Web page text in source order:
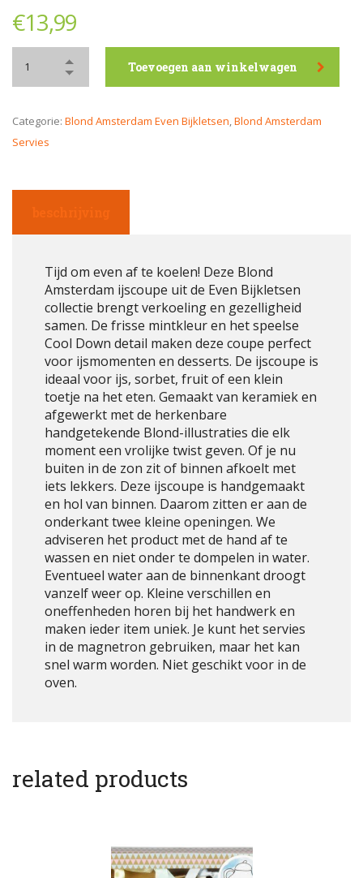
€13,99
Toevoegen aan winkelwagen
Categorie: Blond Amsterdam Even Bijkletsen,Blond Amsterdam
Servies
Tijd om even af te koelen! Deze Blond
Amsterdam ijscoupe uit de Even Bijkletsen
collectie brengt verkoeling en gezelligheid
samen. De frisse mintkleur en het speelse
Cool Down detail maken deze coupe perfect
voor ijsmomenten en desserts. De ijscoupe is
ideaal voor ijs, sorbet, fruit of een klein
toetje na het eten. Gemaakt van keramiek en
afgewerkt met de herkenbare
handgetekende Blond-illustraties die elk
moment een vrolijke twist geven. Of je nu
buiten in de zon zit of binnen afkoelt met
iets lekkers. Deze ijscoupe is handgemaakt
en hol van binnen. Daarom zitten er aan de
onderkant twee kleine openingen. We
adviseren het product met de hand af te
wassen en niet onder te dompelen in water.
Eventueel water aan de binnenkant droogt
vanzelf weer op. Kleine verschillen en
oneffenheden horen bij het handwerk en
maken ieder item uniek. Je kunt het servies
in de magnetron gebruiken, maar het kan
snel warm worden. Niet geschikt voor in de
oven.
related products